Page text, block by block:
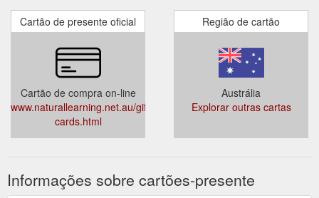
Cartão de presente oficial
Cartão de compra on-line
www.naturallearning.net.au/gift-
cards.html
Região de cartão
Austrália
Explorar outras cartas
Informações sobre cartões-presente